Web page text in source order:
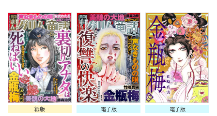
紙版
電子版
電子版